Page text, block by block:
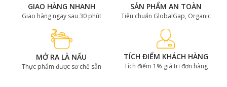
GIAO HÀNG NHANH
Giao hàng ngay sau 30 phút
SẢN PHẨM AN TOÀN
Tiêu chuẩn GlobalGap, Organic
MỞ RA LÀ NẤU
Thực phẩm được sơ chế sẵn
TÍCH ĐIỂM KHÁCH HÀNG
Tích điểm 1% giá trị đơn hàng